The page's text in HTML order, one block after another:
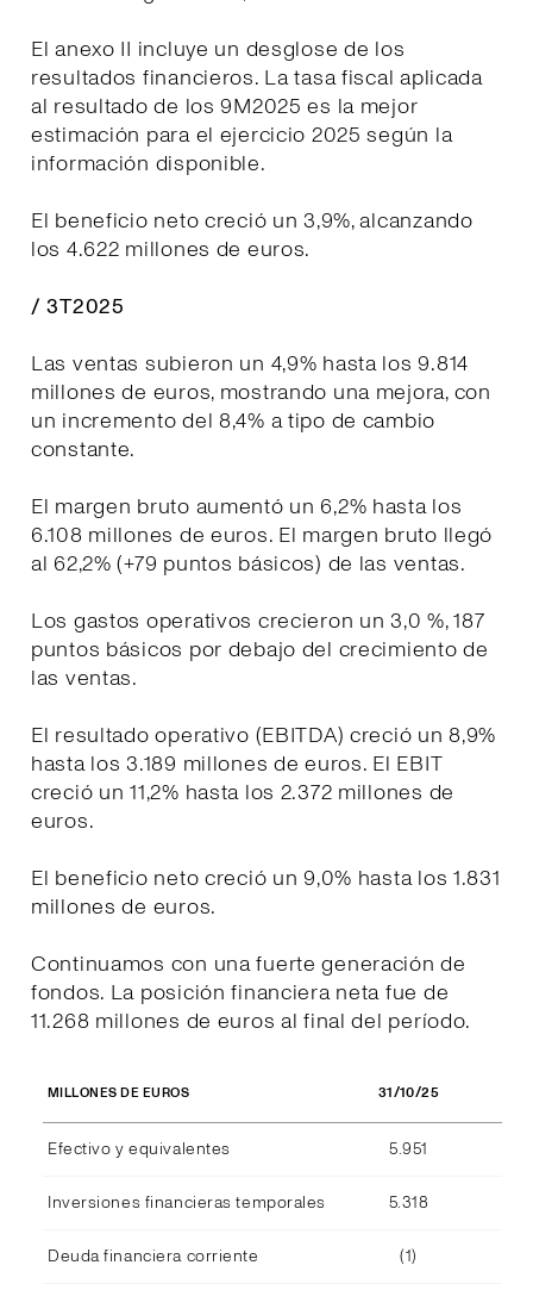
El anexo II incluye un desglose de los
resultados financieros. La tasa fiscal aplicada
al resultado de los 9M2025 es la mejor
estimación para el ejercicio 2025 según la
información disponible.
El beneficio neto creció un 3,9%, alcanzando
los 4.622 millones de euros.
/ 3T2025
Las ventas subieron un 4,9% hasta los 9.814
millones de euros, mostrando una mejora, con
un incremento del 8,4% a tipo de cambio
constante.
El margen bruto aumentó un 6,2% hasta los
6.108 millones de euros. El margen bruto llegó
al 62,2% (+79 puntos básicos) de las ventas.
Los gastos operativos crecieron un 3,0 %, 187
puntos básicos por debajo del crecimiento de
las ventas.
El resultado operativo (EBITDA) creció un 8,9%
hasta los 3.189 millones de euros. El EBIT
creció un 11,2% hasta los 2.372 millones de
euros.
El beneficio neto creció un 9,0% hasta los 1.831
millones de euros.
Continuamos con una fuerte generación de
fondos. La posición financiera neta fue de
11.268 millones de euros al final del período.
MILLONES DE EUROS 31/10/25
Efectivo y equivalentes 5.951
Inversiones financieras temporales 5.318
Deuda financiera corriente (1)